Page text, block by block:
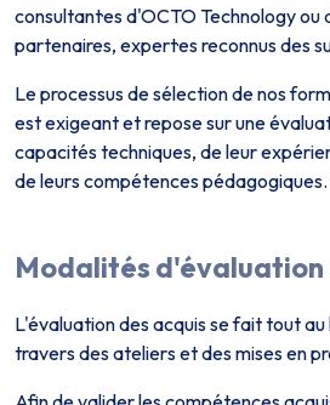
consultant·es d'OCTO Technology ou
partenaires, expert·es reconnus des
Le processus de sélection de nos
est exigeant et repose sur une
capacités techniques, de leur
de leurs compétences pédagogiques.
Modalités d'évaluation
L'évaluation des acquis se fait tout au
travers des ateliers et des mises en